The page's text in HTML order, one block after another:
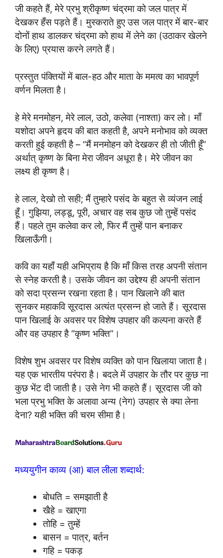
जी कहते हैं, मेरे प्रभु श्रीकृष्ण चंद्रमा को जल पात्र में
देखकर हँस पड़ते हैं। मुस्कराते हुए उस जल पात्र में बार-बार
दोनों हाथ डालकर चंद्रमा को हाथ में लेने का (उठाकर खेलने
के लिए) प्रयास करने लगते हैं।
प्रस्तुत पंक्तियों में बाल-हठ और माता के ममत्व का भावपूर्ण
वर्णन मिलता है।
हे मेरे मनमोहन, मेरे लाल, उठो, कलेवा (नाश्ता) कर लो। माँ
यशोदा अपने हृदय की बात कहती है, अपने मनोभाव को व्यक्त
करती हुई कहती है – “मैं मनमोहन को देखकर ही तो जीती हूँ”
अर्थात् कृष्ण के बिना मेरा जीवन अधूरा है। मेरे जीवन का
लक्ष्य ही कृष्ण है।
हे लाल, देखो तो सही; मैं तुम्हारे पसंद के बहुत से व्यंजन लाई
हूँ। गुझिया, लड्डू, पूरी, अचार वह सब कुछ जो तुम्हें पसंद
हैं। पहले तुम कलेवा कर लो, फिर मैं तुम्हें पान बनाकर
खिलाऊँगी।
कवि का यहाँ यही अभिप्राय है कि माँ किस तरह अपनी संतान
से स्नेह करती है। उसके जीवन का उद्देश्य ही अपनी संतान
को सदा प्रसन्न रखना रहता है। पान खिलाने की बात
सुनकर महाकवि सूरदास अत्यंत प्रसन्न हो जाते हैं। सूरदास
पान खिलाई के अवसर पर विशेष उपहार की कल्पना करते हैं
और वह उपहार है “कृष्ण भक्ति”।
विशेष शुभ अवसर पर विशेष व्यक्ति को पान खिलाया जाता है।
यह एक भारतीय परंपरा है। बदले में उपहार के तौर पर कुछ ना
कुछ भेंट दी जाती है। उसे नेग भी कहते हैं। सूरदास जी को
भला प्रभु भक्ति के अलावा अन्य (नेग) उपहार से क्या लेना
देना? यही भक्ति की चरम सीमा है।
मध्ययुगीन काव्य (आ) बाल लीला शब्दार्थ:
बोधति = समझाती है
खैहे = खाएगा
तोहि = तुम्हें
बासन = पात्र, बर्तन
गहि = पकड़